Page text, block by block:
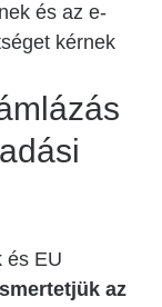
és az e-
kérnek
és EU
az